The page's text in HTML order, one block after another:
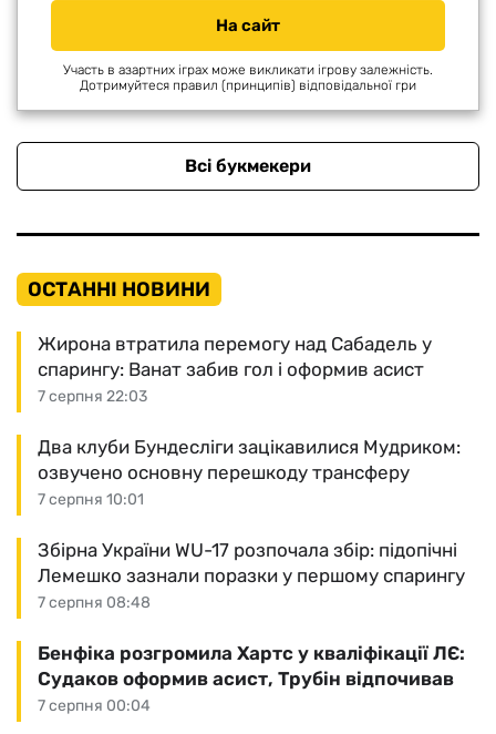
На сайт
Участь в азартних іграх може викликати ігрову залежність.
Дотримуйтеся правил (принципів) відповідальної гри
Всі букмекери
ОСТАННІ НОВИНИ
7 серпня 22:03
Жирона втратила перемогу над Сабадель у
спарингу: Ванат забив гол і оформив асист
7 серпня 10:01
Два клуби Бундесліги зацікавилися Мудриком:
озвучено основну перешкоду трансферу
7 серпня 08:48
Збірна України WU-17 розпочала збір: підопічні
Лемешко зазнали поразки у першому спарингу
7 серпня 00:04
Бенфіка розгромила Хартс у кваліфікації ЛЄ:
Судаков оформив асист, Трубін відпочивав